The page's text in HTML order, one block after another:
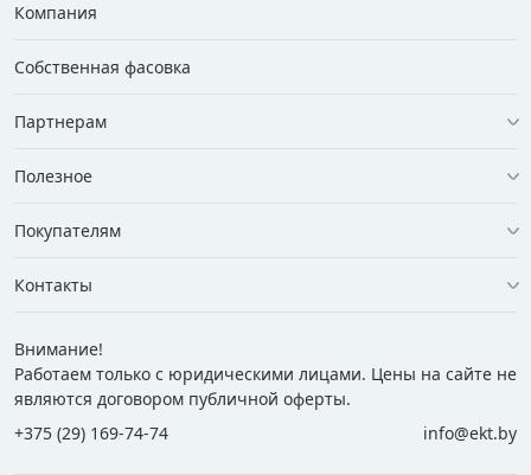
Компания
Собственная фасовка
Партнерам
Полезное
Покупателям
Контакты
Внимание!
Работаем только с юридическими лицами. Цены на сайте не
являются договором публичной оферты.
+375 (29) 169-74-74
info@ekt.by